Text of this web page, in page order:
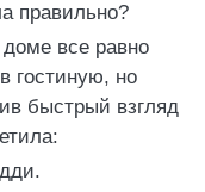
правильно?
доме все равно
гостиную, но
быстрый взгляд